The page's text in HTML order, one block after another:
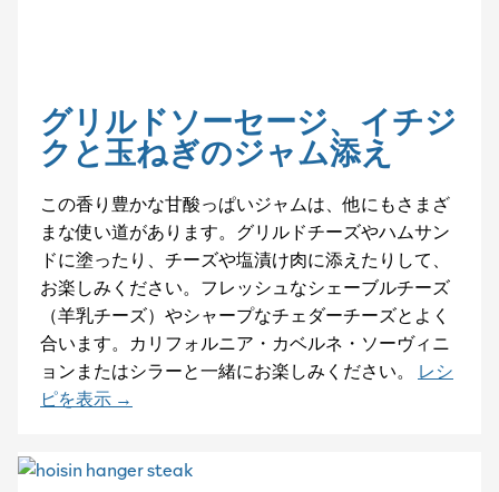
グリルドソーセージ、イチジ
クと玉ねぎのジャム添え
この香り豊かな甘酸っぱいジャムは、他にもさまざ
まな使い道があります。グリルドチーズやハムサン
ドに塗ったり、チーズや塩漬け肉に添えたりして、
お楽しみください。フレッシュなシェーブルチーズ
（羊乳チーズ）やシャープなチェダーチーズとよく
合います。カリフォルニア・カベルネ・ソーヴィニ
ョンまたはシラーと一緒にお楽しみください。
レシ
ピを表示 →